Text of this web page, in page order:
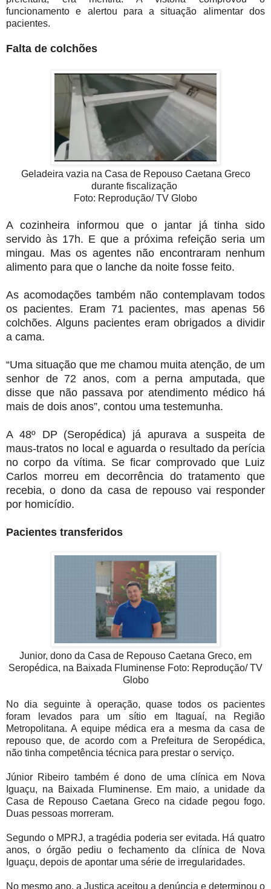
funcionamento e alertou para a situação alimentar dos
pacientes.
Falta de colchões
Geladeira vazia na Casa de Repouso Caetana Greco
durante fiscalização
Foto: Reprodução/ TV Globo
A cozinheira informou que o jantar já tinha sido
servido às 17h. E que a próxima refeição seria um
mingau. Mas os agentes não encontraram nenhum
alimento para que o lanche da noite fosse feito.
As acomodações também não contemplavam todos
os pacientes. Eram 71 pacientes, mas apenas 56
colchões. Alguns pacientes eram obrigados a dividir
a cama.
“Uma situação que me chamou muita atenção, de um
senhor de 72 anos, com a perna amputada, que
disse que não passava por atendimento médico há
mais de dois anos”, contou uma testemunha.
A 48º DP (Seropédica) já apurava a suspeita de
maus-tratos no local e aguarda o resultado da perícia
no corpo da vítima. Se ficar comprovado que Luiz
Carlos morreu em decorrência do tratamento que
recebia, o dono da casa de repouso vai responder
por homicídio.
Pacientes transferidos
Junior, dono da Casa de Repouso Caetana Greco, em
Seropédica, na Baixada Fluminense Foto: Reprodução/ TV
Globo
No dia seguinte à operação, quase todos os pacientes
foram levados para um sítio em Itaguaí, na Região
Metropolitana. A equipe médica era a mesma da casa de
repouso que, de acordo com a Prefeitura de Seropédica,
não tinha competência técnica para prestar o serviço.
Júnior Ribeiro também é dono de uma clínica em Nova
Iguaçu, na Baixada Fluminense. Em maio, a unidade da
Casa de Repouso Caetana Greco na cidade pegou fogo.
Duas pessoas morreram.
Segundo o MPRJ, a tragédia poderia ser evitada. Há quatro
anos, o órgão pediu o fechamento da clínica de Nova
Iguaçu, depois de apontar uma série de irregularidades.
No mesmo ano, a Justiça aceitou a denúncia e determinou o